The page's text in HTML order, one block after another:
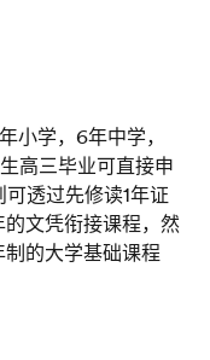
小学，6年中学，
高三毕业可直接申
透过先修读1年证
文凭衔接课程，然
的大学基础课程